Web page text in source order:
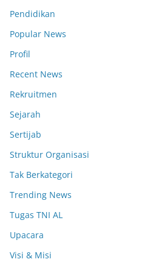
Pendidikan
Popular News
Profil
Recent News
Rekruitmen
Sejarah
Sertijab
Struktur Organisasi
Tak Berkategori
Trending News
Tugas TNI AL
Upacara
Visi & Misi